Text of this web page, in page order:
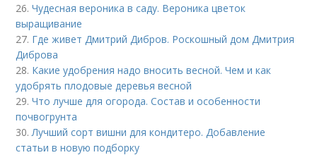
26.Чудесная вероника в саду. Вероника цветок
выращивание
27. Где живет Дмитрий Дибров. Роскошный дом Дмитрия
Диброва
28. Какие удобрения надо вносить весной. Чем и как
удобрять плодовые деревья весной
29.Что лучше для огорода. Состав и особенности
почвогрунта
30.Лучший сорт вишни для кондитеро. Добавление
статьи в новую подборку